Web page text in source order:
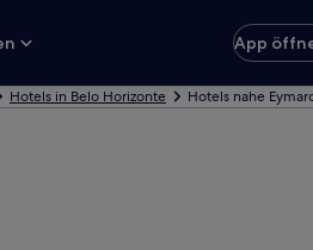
App
Hotels in Belo Horizonte Hotels nahe